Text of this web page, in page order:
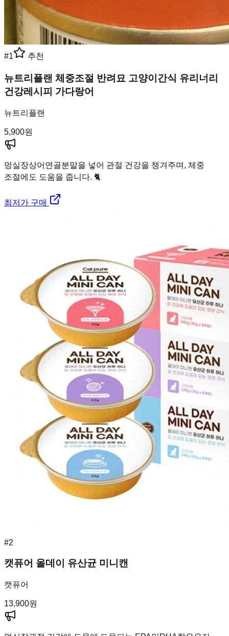
#1 추천
뉴트리플랜 체중조절 반려묘 고양이간식 유리너리
건강레시피 가다랑어
뉴트리플랜
5,900원
멍실장상어연골분말을 넣어 관절 건강을 챙겨주며, 체중
조절에도 도움을 줍니다. 🐈
최저가 구매
#2
캣퓨어 올데이 유산균 미니캔
캣퓨어
13,900원